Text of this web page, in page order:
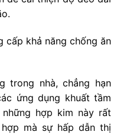
cấp khả năng chống ăn
trong nhà, chẳng hạn
ứng dụng khuất tầm
hợp kim này rất
mà sự hấp dẫn thị